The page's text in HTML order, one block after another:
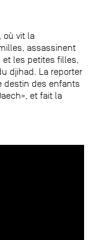
où vit la
assassinent
les petites filles,
djihad. La reporter
destin des enfants
et fait la